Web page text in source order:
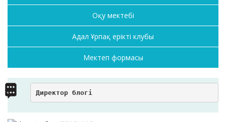
Оқу мектебі
Адал Ұрпақ ерікті клубы
Мектеп формасы
Директор блогі